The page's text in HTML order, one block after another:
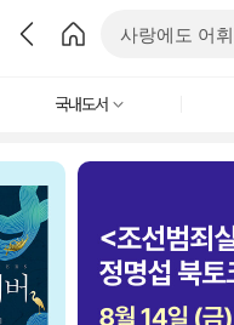
국내도서